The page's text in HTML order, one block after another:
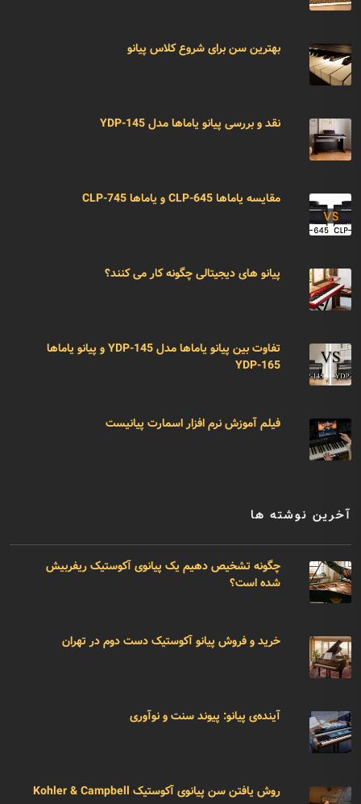
بهترین سن برای شروع کلاس پیانو
نقد و بررسی پیانو یاماها مدل YDP-145
مقایسه یاماها CLP-645 و یاماها CLP-745
پیانو های دیجیتالی چگونه کار می کنند؟
تفاوت بین پیانو یاماها مدل YDP-145 و پیانو یاماها
YDP-165
فیلم آموزش نرم افزار اسمارت پیانیست
آخرین نوشته ها
چگونه تشخیص دهیم یک پیانوی آکوستیک ریفربیش
شده است؟
خرید و فروش پیانو آکوستیک دست دوم در تهران
آینده‌ی پیانو: پیوند سنت و نوآوری
روش یافتن سن پیانوی آکوستیک Kohler & Campbell